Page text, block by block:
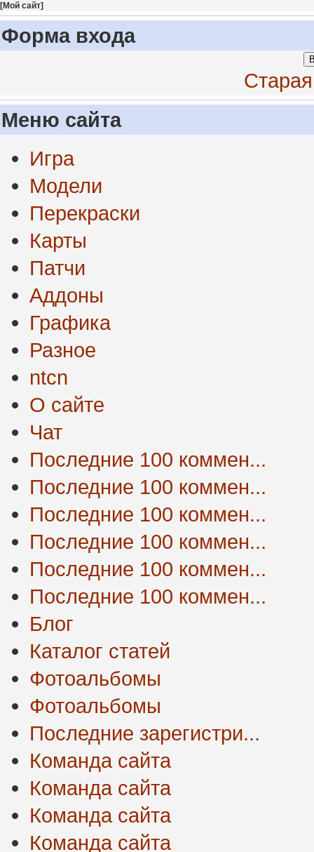
[Мой сайт]
Форма входа
Меню сайта
Игра
Модели
Перекраски
Карты
Патчи
Аддоны
Графика
Разное
ntcn
О сайте
Чат
Последние 100 коммен...
Последние 100 коммен...
Последние 100 коммен...
Последние 100 коммен...
Последние 100 коммен...
Последние 100 коммен...
Блог
Каталог статей
Фотоальбомы
Фотоальбомы
Последние зарегистри...
Команда сайта
Команда сайта
Команда сайта
Команда сайта